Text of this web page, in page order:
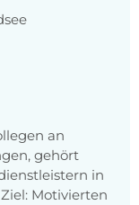
an
gehört
in
Motivierten